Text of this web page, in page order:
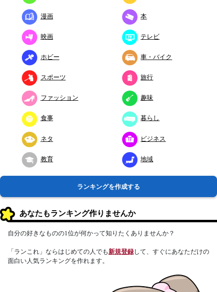
漫画 本
映画 テレビ
ホビー 車・バイク
スポーツ 旅行
ファッション 趣味
食事 暮らし
ネタ ビジネス
教育 地域
ランキングを作成する
あなたもランキング作りませんか
自分の好きなものの1位が何かって知りたくありませんか？
「ランこれ」ならはじめての人でも新規登録して、すぐにあなただけの
面白い人気ランキングを作れます。